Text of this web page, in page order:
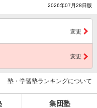
2026年07月28日版
変更
変更
塾・学習塾ランキングについて
集団塾